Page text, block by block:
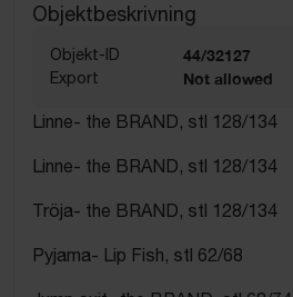
Objektbeskrivning
Objekt-ID 44/32127
Export Not allowed
Linne- the BRAND, stl 128/134
Linne- the BRAND, stl 128/134
Tröja- the BRAND, stl 128/134
Pyjama- Lip Fish, stl 62/68